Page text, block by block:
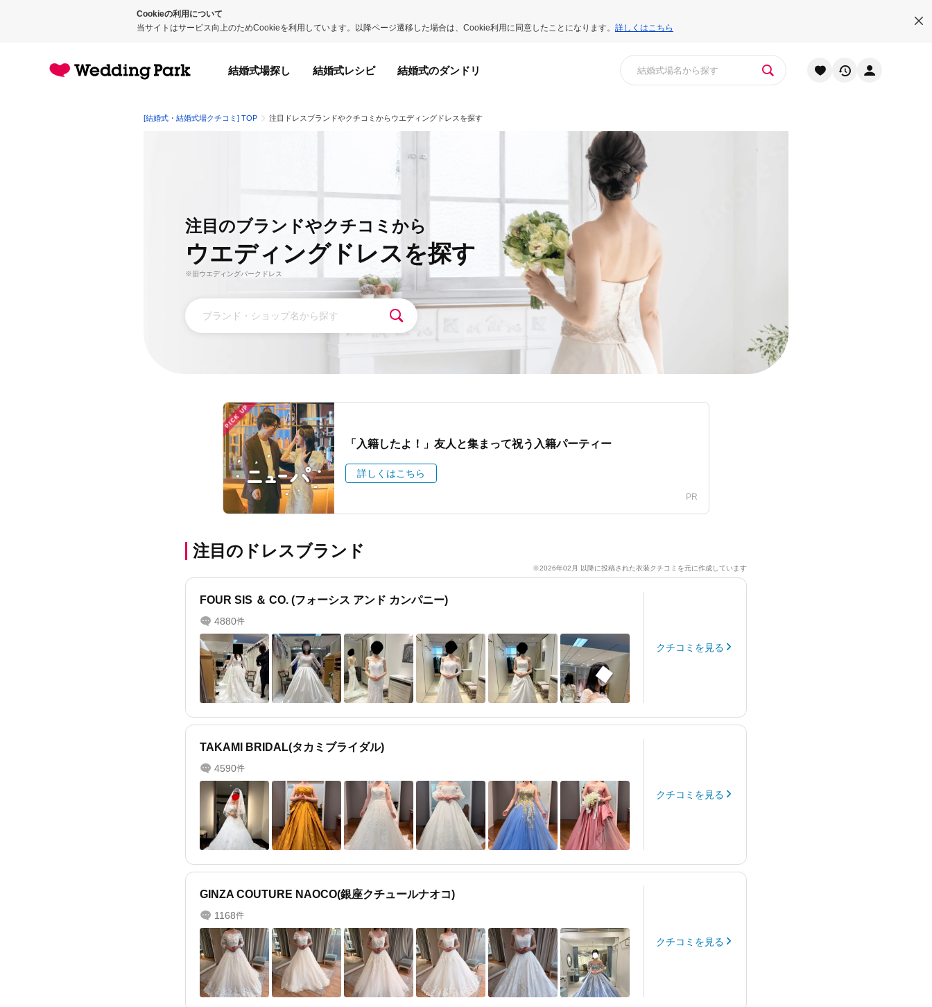
Cookieの利用について
当サイトはサービス向上のためCookieを利用しています。以降ページ遷移した場合は、Cookie利用に同意したことになります。 詳しくはこちら
結婚式場探し 結婚式レシピ 結婚式のダンドリ
[結婚式・結婚式場クチコミ] TOP 注目ドレスブランドやクチコミからウエディングドレスを探す
注目のブランドやクチコミから
ウエディングドレスを探す
※旧ウエディングパークドレス
PICK UP
PR
「入籍したよ！」友人と集まって祝う入籍パーティー
詳しくはこちら
注目のドレスブランド
※2026年02月 以降に投稿された衣装クチコミを元に作成しています
FOUR SIS ＆ CO. (フォーシス アンド カンパニー)
4880件
クチコミを見る
TAKAMI BRIDAL(タカミブライダル)
4590件
クチコミを見る
GINZA COUTURE NAOCO(銀座クチュールナオコ)
1168件
クチコミを見る